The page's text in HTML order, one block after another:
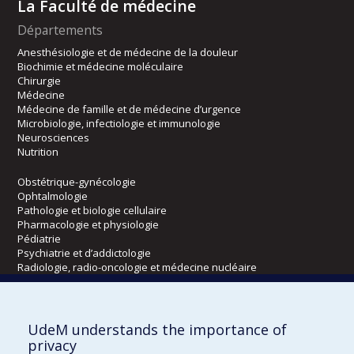
La Faculté de médecine
Départements
Anesthésiologie et de médecine de la douleur
Biochimie et médecine moléculaire
Chirurgie
Médecine
Médecine de famille et de médecine d’urgence
Microbiologie, infectiologie et immunologie
Neurosciences
Nutrition
Obstétrique-gynécologie
Ophtalmologie
Pathologie et biologie cellulaire
Pharmacologie et physiologie
Pédiatrie
Psychiatrie et d’addictologie
Radiologie, radio-oncologie et médecine nucléaire
Écoles
Kinésiologie et des sciences de l’activité physique
UdeM understands the importance of
privacy